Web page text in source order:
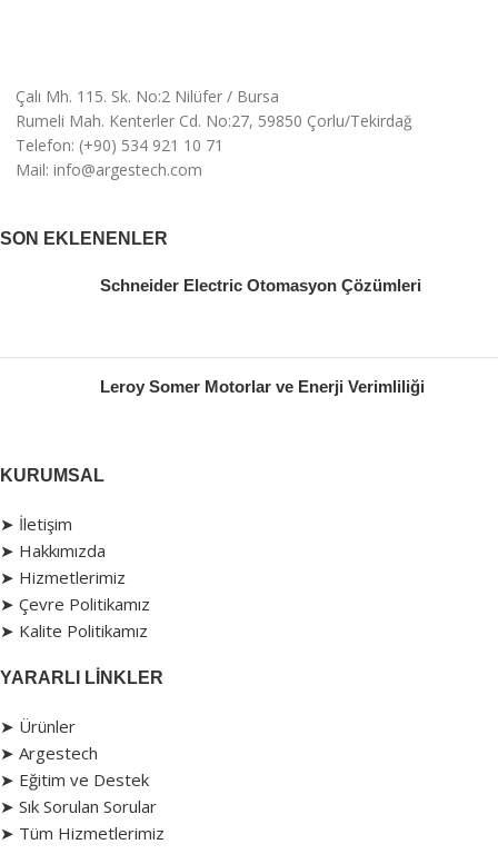
Çalı Mh. 115. Sk. No:2 Nilüfer / Bursa
Rumeli Mah. Kenterler Cd. No:27, 59850 Çorlu/Tekirdağ
Telefon: (+90) 534 921 10 71
Mail: info@argestech.com
SON EKLENENLER
Schneider Electric Otomasyon Çözümleri
Leroy Somer Motorlar ve Enerji Verimliliği
KURUMSAL
➤ İletişim
➤ Hakkımızda
➤ Hizmetlerimiz
➤ Çevre Politikamız
➤ Kalite Politikamız
YARARLI LINKLER
➤ Ürünler
➤ Argestech
➤ Eğitim ve Destek
➤ Sık Sorulan Sorular
➤ Tüm Hizmetlerimiz